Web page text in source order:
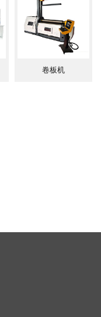
扭轴同步精
制Y+X；
统；
低压电器；
缸密封材
丝杠驱动，
显系统。
卷板机